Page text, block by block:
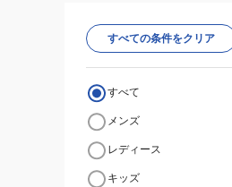
すべての条件をクリア
すべて
メンズ
レディース
キッズ